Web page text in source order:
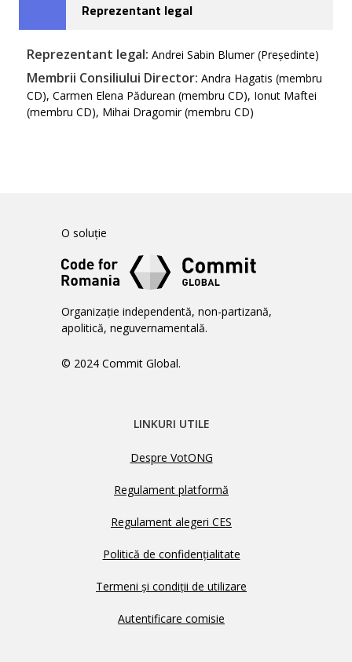
Reprezentant legal
Reprezentant legal: Andrei Sabin Blumer (Președinte)
Membrii Consiliului Director: Andra Hagatis (membru
CD), Carmen Elena Pădurean (membru CD), Ionut Maftei
(membru CD), Mihai Dragomir (membru CD)
O soluție
Organizație independentă, non-partizană,
apolitică, neguvernamentală.
© 2024 Commit Global.
LINKURI UTILE
Despre VotONG
Regulament platformă
Regulament alegeri CES
Politică de confidențialitate
Termeni și condiții de utilizare
Autentificare comisie